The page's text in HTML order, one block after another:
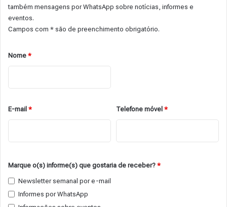
também mensagens por WhatsApp sobre notícias, informes e
eventos.
Campos com * são de preenchimento obrigatório.
Nome *
E-mail * Telefone móvel*
Marque o(s) informe(s) que gostaria de receber? *
Newsletter semanal por e-mail
Informes por WhatsApp